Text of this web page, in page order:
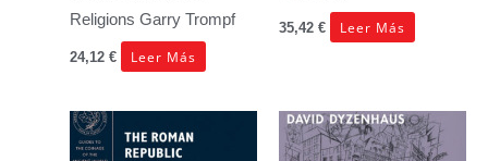
Religions Garry Trompf
24,12 € Leer Más
35,42 € Leer Más